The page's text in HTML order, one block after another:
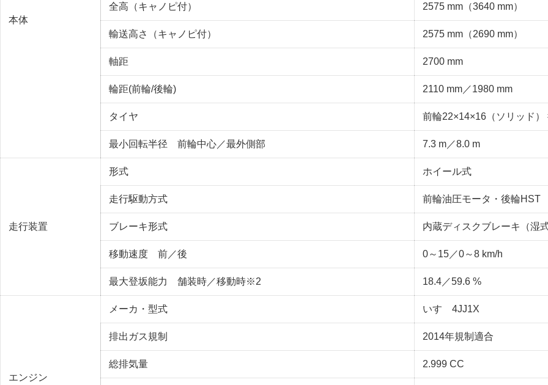
本体
全高（キャノピ付） 2575 mm（3640 mm）
輸送高さ（キャノピ付） 2575 mm（2690 mm）
軸距 2700 mm
輪距(前輪/後輪) 2110 mm／1980 mm
タイヤ 前輪22×14×16（ソリッド）
最小回転半径 前輪中心／最外側部 7.3 m／8.0 m
走行装置
形式 ホイール式
走行駆動方式 前輪油圧モータ・後輪HST
ブレーキ形式 内蔵ディスクブレーキ（湿
移動速度 前／後 0～15／0～8 km/h
最大登坂能力 舗装時／移動時※2 18.4／59.6 %
エンジン
メーカ・型式 いすゞ4JJ1X
排出ガス規制 2014年規制適合
総排気量 2.999 CC